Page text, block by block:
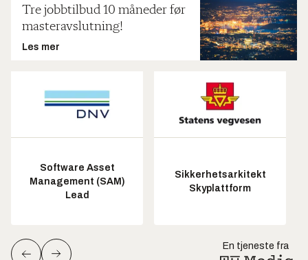
Tre jobbtilbud 10 måneder før
masteravslutning!
Les mer
Software Asset
Management (SAM)
Lead
Sikkerhetsarkitekt
Skyplattform
En tjeneste fra